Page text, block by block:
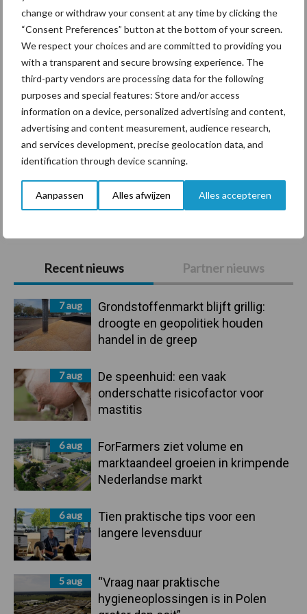
change or withdraw your consent at any time by clicking the
“Consent Preferences” button at the bottom of your screen.
We respect your choices and are committed to providing you
with a transparent and secure browsing experience. The
third-party vendors are processing data for the following
purposes and special features: Store and/or access
information on a device, personalized advertising and content,
advertising and content measurement, audience research,
and services development, precise geolocation data, and
identification through device scanning.
Aanpassen Alles afwijzen Alles accepteren
Primaire
Sidebar
Recent nieuws Partner nieuws
7 aug
Grondstoffenmarkt blijft grillig:
droogte en geopolitiek houden
handel in de greep
7 aug
De speenhuid: een vaak
onderschatte risicofactor voor
mastitis
6 aug
ForFarmers ziet volume en
marktaandeel groeien in krimpende
Nederlandse markt
6 aug
Tien praktische tips voor een
langere levensduur
5 aug
“Vraag naar praktische
hygieneoplossingen is in Polen
Diergezondheid Bemesting Fokkerij
Mastitis Hittestress
Toon meer